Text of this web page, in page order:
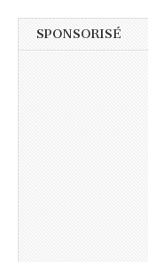
SPONSORISÉ